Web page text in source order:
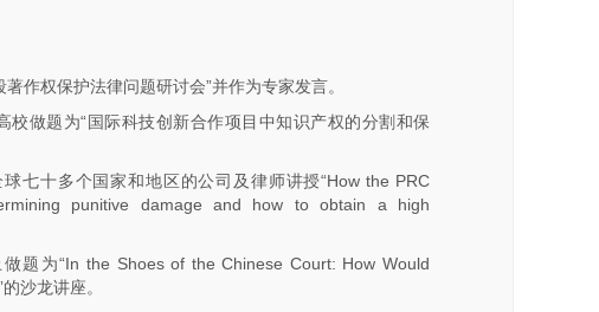
作权保护法律问题研讨会”并作为专家发言。
校做题为“国际科技创新合作项目中知识产权的分割和保
七十多个国家和地区的公司及律师讲授“How the PRC
punitive damage and how to obtain a high
题为“In the Shoes of the Chinese Court: How Would
沙龙讲座。